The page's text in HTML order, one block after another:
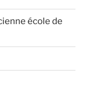
école de